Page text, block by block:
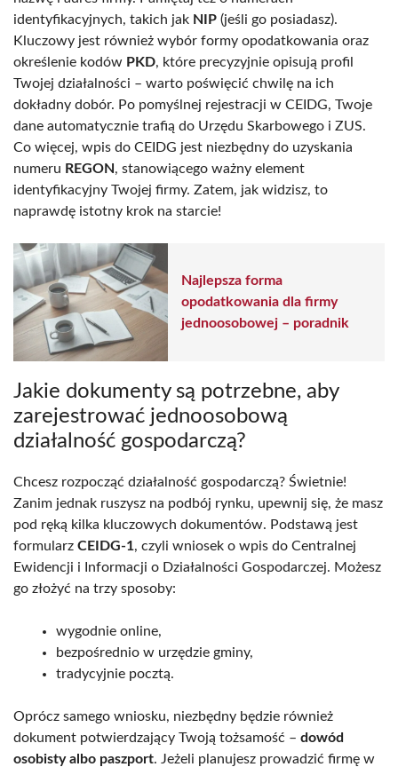
identyfikacyjnych, takich jak NIP (jeśli go posiadasz).
Kluczowy jest również wybór formy opodatkowania oraz
określenie kodów PKD, które precyzyjnie opisują profil
Twojej działalności – warto poświęcić chwilę na ich
dokładny dobór. Po pomyślnej rejestracji w CEIDG, Twoje
dane automatycznie trafią do Urzędu Skarbowego i ZUS.
Co więcej, wpis do CEIDG jest niezbędny do uzyskania
numeru REGON, stanowiącego ważny element
identyfikacyjny Twojej firmy. Zatem, jak widzisz, to
naprawdę istotny krok na starcie!
Najlepsza forma
opodatkowania dla firmy
jednoosobowej – poradnik
Jakie dokumenty są potrzebne, aby
zarejestrować jednoosobową
działalność gospodarczą?
Chcesz rozpocząć działalność gospodarczą? Świetnie!
Zanim jednak ruszysz na podbój rynku, upewnij się, że masz
pod ręką kilka kluczowych dokumentów. Podstawą jest
formularz CEIDG-1, czyli wniosek o wpis do Centralnej
Ewidencji i Informacji o Działalności Gospodarczej. Możesz
go złożyć na trzy sposoby:
wygodnie online,
bezpośrednio w urzędzie gminy,
tradycyjnie pocztą.
Oprócz samego wniosku, niezbędny będzie również
dokument potwierdzający Twoją tożsamość – dowód
osobisty albo paszport. Jeżeli planujesz prowadzić firmę w